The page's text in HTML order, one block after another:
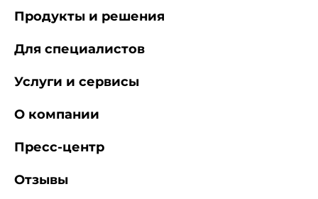
Продукты и решения
Для специалистов
Услуги и сервисы
О компании
Пресс-центр
Отзывы